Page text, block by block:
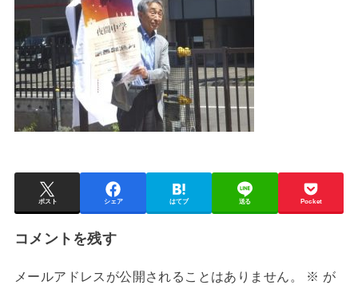
ポスト シェア はてブ 送る Pocket
コメントを残す
メールアドレスが公開されることはありません。 ※ が